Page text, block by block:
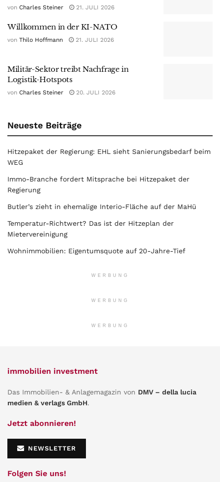
von Charles Steiner 21. JULI 2026
Willkommen in der KI-NATO
von Thilo Hoffmann 21. JULI 2026
Militär-Sektor treibt Nachfrage in
Logistik-Hotspots
von Charles Steiner 20. JULI 2026
Neueste Beiträge
Hitzepaket der Regierung: EHL sieht Sanierungsbedarf beim
WEG
Immo-Branche fordert Mitsprache bei Hitzepaket der
Regierung
Butler’s zieht in ehemalige Interio-Fläche auf der MaHü
Temperatur-Richtwert? Das ist der Hitzeplan der
Mietervereinigung
Wohnimmobilien: Eigentumsquote auf 20-Jahre-Tief
WERBUNG
WERBUNG
WERBUNG
immobilien investment
Das Immobilien- & Anlagemagazin von DMV – della lucia
medien & verlags GmbH.
Jetzt abonnieren!
NEWSLETTER
Folgen Sie uns!